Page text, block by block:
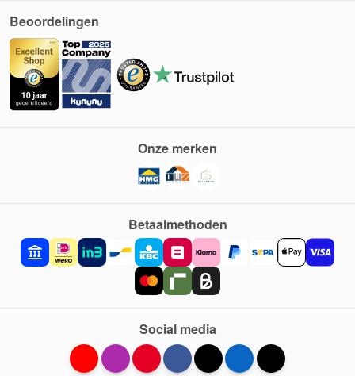
Beoordelingen
Betaalmethoden
Onze merken
Social media